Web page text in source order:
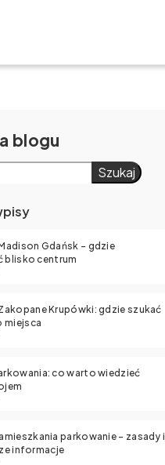
Szukaj
Gdańsk – gdzie
blisko centrum
Krupówki: gdzie szukać
miejsca
co warto wiedzieć
parkowanie – zasady i
informacje